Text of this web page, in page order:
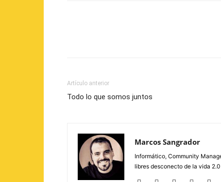
Artículo anterior
Todo lo que somos juntos
Marcos Sangrador
Informático, Community
libres desconecto de la vida